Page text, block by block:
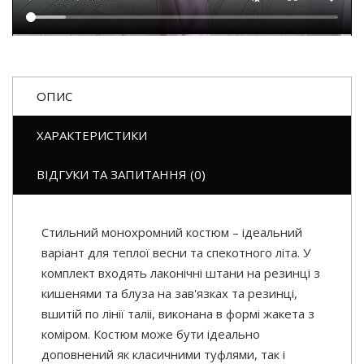
ОПИС
ХАРАКТЕРИСТИКИ
ВІДГУКИ ТА ЗАПИТАННЯ (0)
Стильний монохромний костюм – ідеальний
варіант для теплої весни та спекотного літа. У
комплект входять лаконічні штани на резинці з
кишенями та блуза на зав'язках та резинці,
вшитій по лінії таліі, виконана в формі жакета з
коміром. Костюм може бути ідеально
доповнений як класичними туфлями, так і